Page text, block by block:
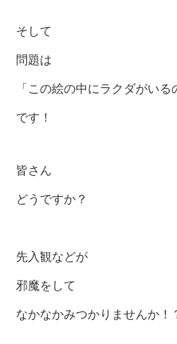
そして
問題は
「この絵の中にラクダがいる
です！
皆さん
どうですか？
先入観などが
邪魔をして
なかなかみつかりませんか！